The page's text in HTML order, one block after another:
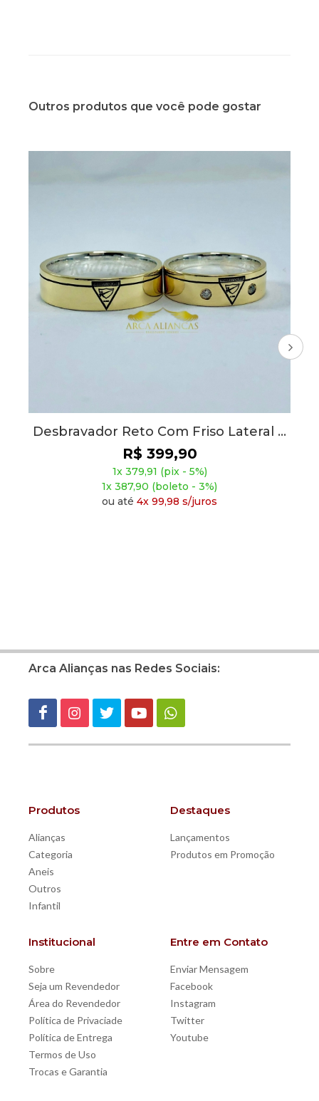
Outros produtos que você pode gostar
Alianças Prata 950 Zircônia 8mm AP010
R$ 499,90
1x 474,91 (pix - 5%)
1x 484,90 (boleto - 3%)
ou até 4x 124,98 s/juros
Arca Alianças nas Redes Sociais:
Produtos
Alianças
Categoria
Aneis
Outros
Infantil
Destaques
Lançamentos
Produtos em Promoção
Institucional
Sobre
Seja um Revendedor
Área do Revendedor
Política de Privaciade
Política de Entrega
Termos de Uso
Trocas e Garantia
Entre em Contato
Enviar Mensagem
Facebook
Instagram
Twitter
Youtube